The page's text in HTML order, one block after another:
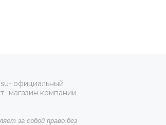
официальный
магазин компании
за собой право без